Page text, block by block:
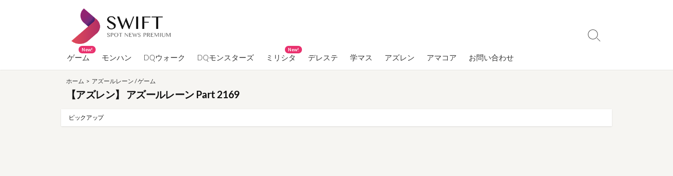
へ
ゲーム
New!
モンハン DQウォーク DQモンスターズ ミリシタ
New!
デレステ 学マス アズレン アマコア お問い合わせ
検
り
ホーム > アズールレーン /ゲーム
【アズレン】 アズールレーン Part 2169
ピックアップ